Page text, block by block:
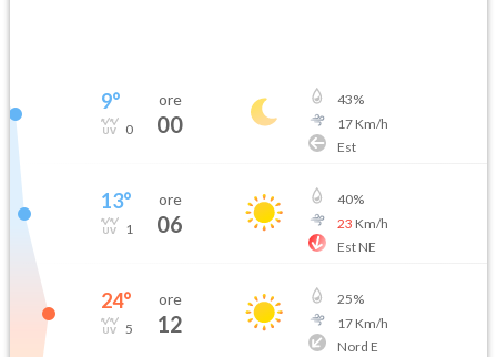
9°
0
ore
00
43%
17Km/h
Est
13°
1
ore
06
40%
23 Km/h
Est NE
24°
5
ore
12
25%
17Km/h
Nord E